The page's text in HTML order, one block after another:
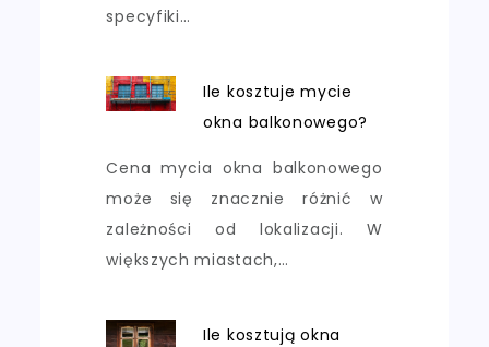
specyfiki…
Ile kosztuje mycie
okna balkonowego?
Cena mycia okna balkonowego
może się znacznie różnić w
zależności od lokalizacji. W
większych miastach,…
Ile kosztują okna